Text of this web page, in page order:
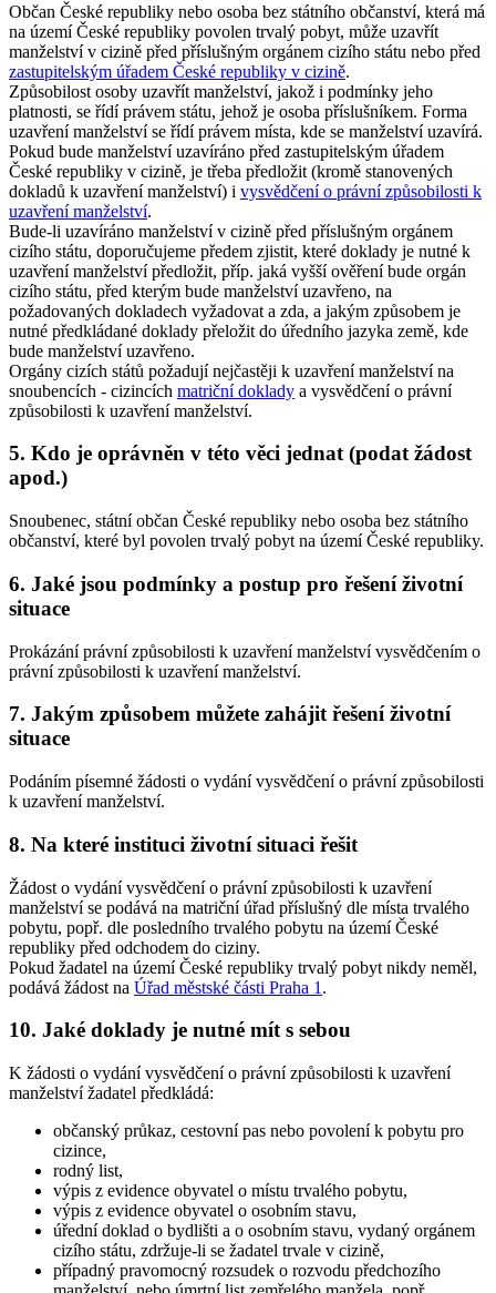
Občan České republiky nebo osoba bez státního občanství, která má
na území České republiky povolen trvalý pobyt, může uzavřít
manželství v cizině před příslušným orgánem cizího státu nebo před
zastupitelským úřadem České republiky v cizině.
Způsobilost osoby uzavřít manželství, jakož i podmínky jeho
platnosti, se řídí právem státu, jehož je osoba příslušníkem. Forma
uzavření manželství se řídí právem místa, kde se manželství uzavírá.
Pokud bude manželství uzavíráno před zastupitelským úřadem
České republiky v cizině, je třeba předložit (kromě stanovených
dokladů k uzavření manželství) i vysvědčení o právní způsobilosti k
uzavření manželství.
Bude-li uzavíráno manželství v cizině před příslušným orgánem
cizího státu, doporučujeme předem zjistit, které doklady je nutné k
uzavření manželství předložit, příp. jaká vyšší ověření bude orgán
cizího státu, před kterým bude manželství uzavřeno, na
požadovaných dokladech vyžadovat a zda, a jakým způsobem je
nutné předkládané doklady přeložit do úředního jazyka země, kde
bude manželství uzavřeno.
Orgány cizích států požadují nejčastěji k uzavření manželství na
snoubencích - cizincích matriční doklady a vysvědčení o právní
způsobilosti k uzavření manželství.
5. Kdo je oprávněn v této věci jednat (podat žádost
apod.)
Snoubenec, státní občan České republiky nebo osoba bez státního
občanství, které byl povolen trvalý pobyt na území České republiky.
6. Jaké jsou podmínky a postup pro řešení životní
situace
Prokázání právní způsobilosti k uzavření manželství vysvědčením o
právní způsobilosti k uzavření manželství.
7. Jakým způsobem můžete zahájit řešení životní
situace
Podáním písemné žádosti o vydání vysvědčení o právní způsobilosti
k uzavření manželství.
8. Na které instituci životní situaci řešit
Žádost o vydání vysvědčení o právní způsobilosti k uzavření
manželství se podává na matriční úřad příslušný dle místa trvalého
pobytu, popř. dle posledního trvalého pobytu na území České
republiky před odchodem do ciziny.
Pokud žadatel na území České republiky trvalý pobyt nikdy neměl,
podává žádost na Úřad městské části Praha 1 .
10. Jaké doklady je nutné mít s sebou
K žádosti o vydání vysvědčení o právní způsobilosti k uzavření
manželství žadatel předkládá:
občanský průkaz, cestovní pas nebo povolení k pobytu pro
cizince,
rodný list,
výpis z evidence obyvatel o místu trvalého pobytu,
výpis z evidence obyvatel o osobním stavu,
úřední doklad o bydlišti a o osobním stavu, vydaný orgánem
cizího státu, zdržuje-li se žadatel trvale v cizině,
případný pravomocný rozsudek o rozvodu předchozího